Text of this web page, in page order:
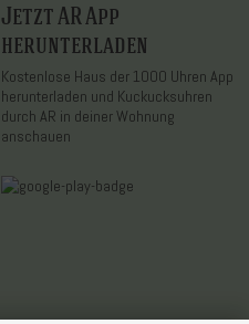
Jetzt AR App
herunterladen
Kostenlose Haus der 1000 Uhren App
herunterladen und Kuckucksuhren
durch AR in deiner Wohnung
anschauen